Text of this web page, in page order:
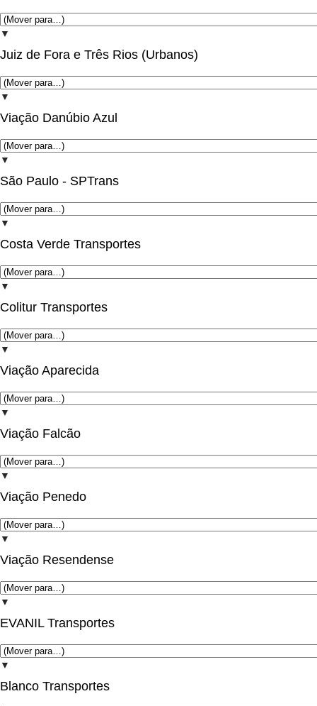
▼
Juiz de Fora e Três Rios (Urbanos)
▼
Viação Danúbio Azul
▼
São Paulo - SPTrans
▼
Costa Verde Transportes
▼
Colitur Transportes
▼
Viação Aparecida
▼
Viação Falcão
▼
Viação Penedo
▼
Viação Resendense
▼
EVANIL Transportes
▼
Blanco Transportes